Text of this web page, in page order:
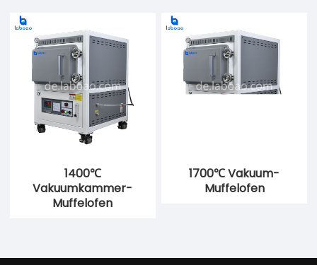
1400℃
Vakuumkammer-
Muffelofen
1700℃ Vakuum-
Muffelofen